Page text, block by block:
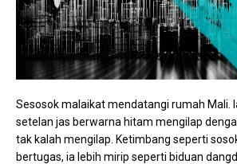
Sesosok malaikat mendatangi rumah Mali.
setelan jas berwarna hitam mengilap
tak kalah mengilap. Ketimbang seperti
bertugas, ia lebih mirip seperti biduan